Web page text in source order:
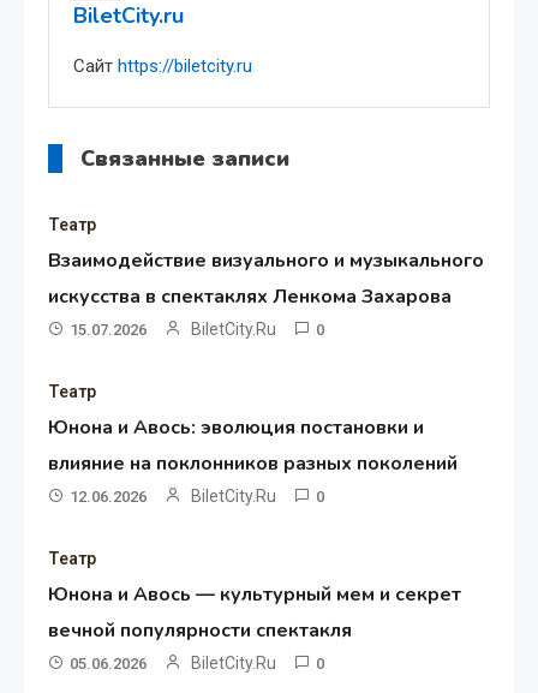
BiletCity.ru
Сайт https://biletcity.ru
Связанные записи
Театр
Взаимодействие визуального и музыкального
искусства в спектаклях Ленкома Захарова
15.07.2026 BiletCity.ru 0
Театр
Юнона и Авось: эволюция постановки и
влияние на поклонников разных поколений
12.06.2026 BiletCity.ru 0
Театр
Юнона и Авось — культурный мем и секрет
вечной популярности спектакля
05.06.2026 BiletCity.ru 0